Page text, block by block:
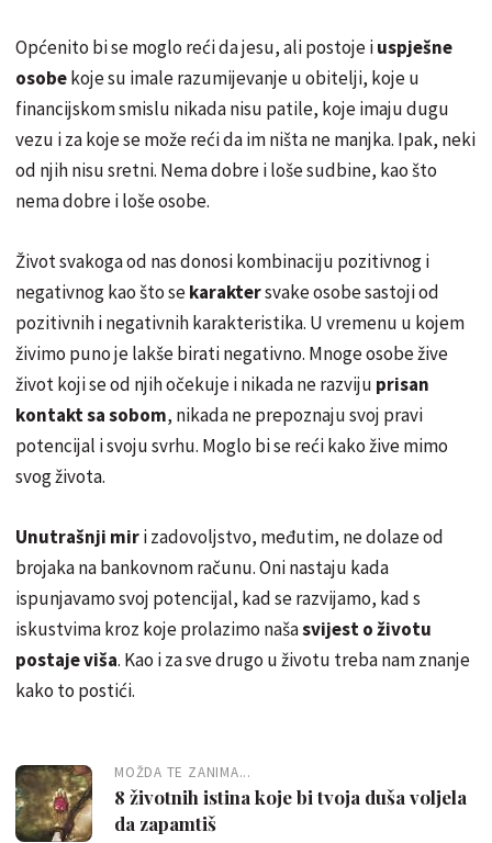
Općenito bi se moglo reći da jesu, ali postoje iuspješne
osobekoje su imale razumijevanje u obitelji, koje u
financijskom smislu nikada nisu patile, koje imaju dugu
vezu i za koje se može reći da im ništa ne manjka. Ipak, neki
od njih nisu sretni. Nema dobre i loše sudbine, kao što
nema dobre i loše osobe.
Život svakoga od nas donosi kombinaciju pozitivnog i
negativnog kao što sekaraktersvake osobe sastoji od
pozitivnih i negativnih karakteristika. U vremenu u kojem
živimo puno je lakše birati negativno. Mnoge osobe žive
život koji se od njih očekuje i nikada ne razviju prisan
kontakt sa sobom, nikada ne prepoznaju svoj pravi
potencijal i svoju svrhu. Moglo bi se reći kako žive mimo
svog života.
Unutrašnji miri zadovoljstvo, međutim, ne dolaze od
brojaka na bankovnom računu. Oni nastaju kada
ispunjavamo svoj potencijal, kad se razvijamo, kad s
iskustvima kroz koje prolazimo našasvijest o životu
postaje viša. Kao i za sve drugo u životu treba nam znanje
kako to postići.
MOŽDA TE ZANIMA...
8 životnih istina koje bi tvoja duša voljela
da zapamtiš